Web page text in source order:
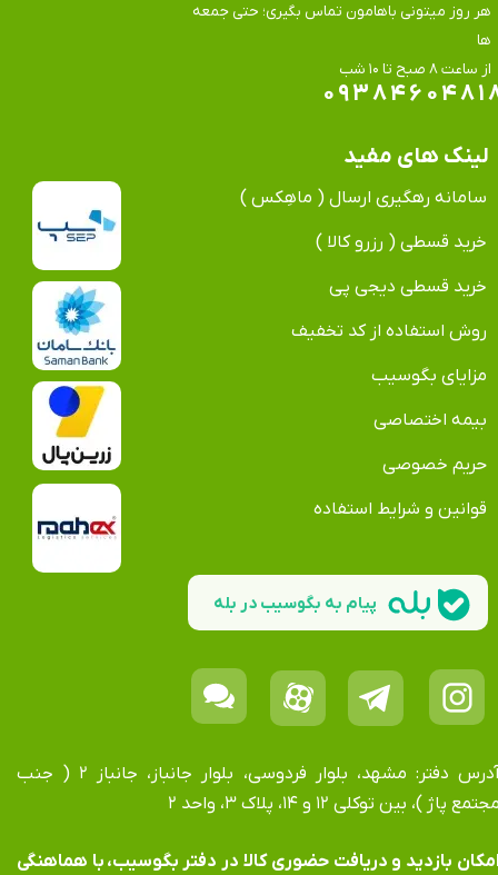
هر روز میتونی باهامون تماس بگیری؛ حتی جمعه
ها
​​​​​​​از ساعت ۸ صبح تا ۱۰ شب
لینک های مفید
سامانه رهگیری ارسال ( ماهِکس )
خرید قسطی ( رزرو کالا )
خرید قسطی دیجی پی
روش استفاده از کد تخفیف
مزایای بگوسیب
بیمه اختصاصی
حریم خصوصی
قوانین و شرایط استفاده
آدرس دفتر: مشهد، بلوار فردوسی، بلوار جانباز، جانباز ۲ ( جنب
پاژ )، بین توکلی ۱۲ و ۱۴، پلاک ۳، واحد ۲
بازدید و دریافت حضوری کالا در دفتر بگوسیب، با هماهنگی
پیام به بگوسیب در بله